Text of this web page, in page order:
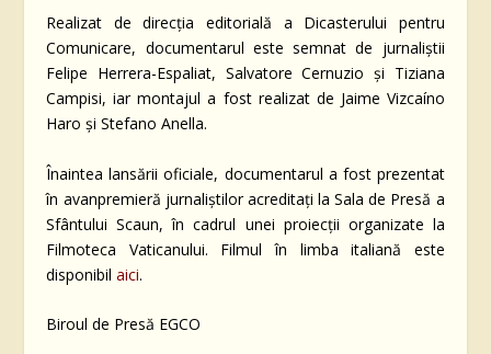
Realizat de direcția editorială a Dicasterului pentru
Comunicare, documentarul este semnat de jurnaliștii
Felipe Herrera-Espaliat, Salvatore Cernuzio și Tiziana
Campisi, iar montajul a fost realizat de Jaime Vizcaíno
Haro și Stefano Anella.
Înaintea lansării oficiale, documentarul a fost prezentat
în avanpremieră jurnaliștilor acreditați la Sala de Presă a
Sfântului Scaun, în cadrul unei proiecții organizate la
Filmoteca Vaticanului. Filmul în limba italiană este
disponibilaici.
Biroul de Presă EGCO